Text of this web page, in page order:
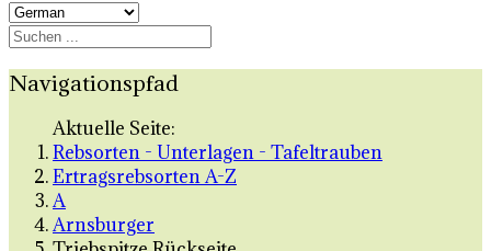
Navigationspfad
Aktuelle Seite:
Rebsorten - Unterlagen - Tafeltrauben
Ertragsrebsorten A-Z
A
Arnsburger